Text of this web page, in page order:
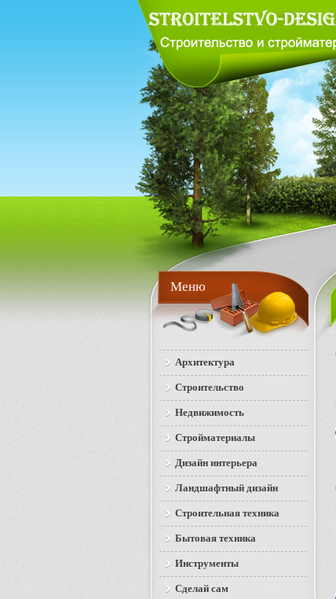
Меню
Архитектура
Строительство
Недвижимость
Стройматериалы
Дизайн интерьера
Ландшафтный дизайн
Строительная техника
Бытовая техника
Инструменты
Сделай сам